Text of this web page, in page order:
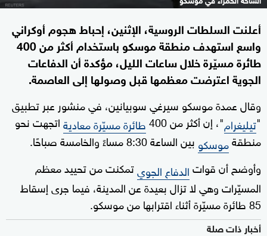
أعلنت السلطات الروسية، الإثنين، إحباط هجوم أوكراني
واسع استهدف منطقة موسكو باستخدام أكثر من 400
طائرة مسيّرة خلال ساعات الليل، مؤكدة أن الدفاعات
الجوية اعترضت معظمها قبل وصولها إلى العاصمة.
وقال عمدة موسكو سيرغي سوبيانين، في منشور عبر تطبيق
"تيليغرام"، إن أكثر من 400 طائرة مسيّرة معاديةاتجهت نحو
منطقةموسكو بين الساعة 8:30 مساءً والخامسة صباحًا.
وأوضح أن قواتالدفاع الجويتمكنت من تحييد معظم
المسيّرات وهي لا تزال بعيدة عن المدينة، فيما جرى إسقاط
85 طائرة مسيّرة أثناء اقترابها من موسكو.
أخبار ذات صلة